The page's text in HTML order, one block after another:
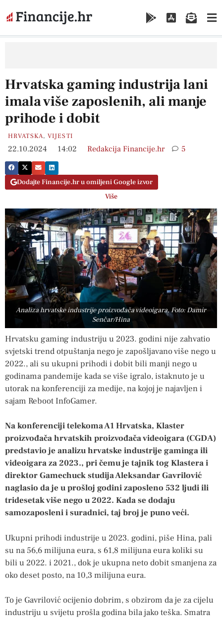
Hrvatska gaming industrija lani
imala više zaposlenih, ali manje
prihode i dobit
HRVATSKA,VIJESTI
22.10.2024 14:02 Redakcija Financije.hr 5
Dodajte Financije.hr u omiljeni Google izvor
Više
Analiza hrvatske industrije proizvođača videoigara, Foto: Damir
Senčar/Hina
Hrvatsku gaming industriju u 2023. godini nije zahvatio
svjetski trend otpuštanja nego je zapošljavano više nego u
2022., ali su ukupni prihodi i dobit bili manji nego u
godinama pandemije kada se više igralo, istaknuto je u
utorak na konferenciji za medije, na kojoj je najavljen i
sajam Reboot InfoGamer.
Na konferenciji telekoma A1 Hrvatska, Klaster
proizvođača hrvatskih proizvođača videoigara (CGDA)
predstavio je analizu hrvatske industrije gaminga ili
videoigara za 2023., pri čemu je tajnik tog Klastera i
direktor Gamechuck studija Aleksandar Gavrilović
naglasio da je u prošloj godini zaposleno 532 ljudi ili
tridesetak više nego u 2022. Kada se dodaju
samozaposleni i suradnici, taj broj je puno veći.
Ukupni prihodi industrije u 2023. godini, piše Hina, pali
su na 56,6 milijuna eura, s 61,8 milijuna eura koliki su
bili u 2022. i 2021., dok je ukupna neto dobit smanjena za
oko deset posto, na 10,3 milijuna eura.
To je Gavrilović ocijenio dobrim, s obzirom da je za cijelu
industriju u svijetu prošla godina bila jako teška. Smatra